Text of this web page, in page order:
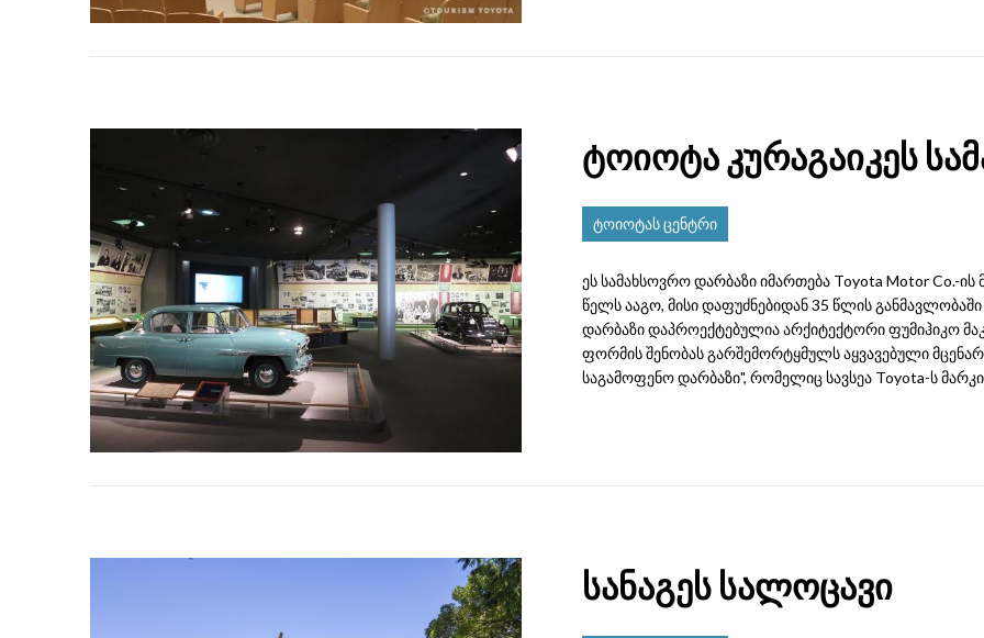
ტოიოტა კურაგაიკეს
ტოიოტას ცენტრი
ეს სამახსოვრო დარბაზი იმართება Toyota Motor Co.-
წელს ააგო, მისი დაფუძნებიდან 35 წლის
დარბაზი დაპროექტებულია არქიტექტორი ფუმიჰიკო
ფორმის შენობას გარშემორტყმულს აყვავებული
საგამოფენო დარბაზი", რომელიც სავსეა Toyota-ს
სანაგეს სალოცავი